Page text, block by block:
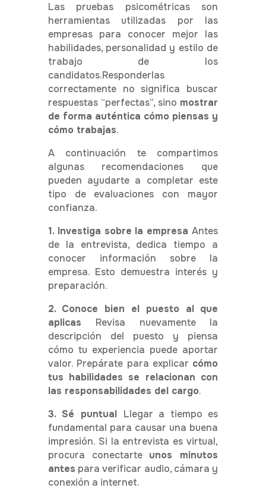
Las pruebas psicométricas son
herramientas utilizadas por las
empresas para conocer mejor las
habilidades, personalidad y estilo de
trabajo de los
candidatos.Responderlas
correctamente no significa buscar
respuestas “perfectas”, sino mostrar
de forma auténtica cómo piensas y
cómo trabajas.
A continuación te compartimos
algunas recomendaciones que
pueden ayudarte a completar este
tipo de evaluaciones con mayor
confianza.
1. Investiga sobre la empresaAntes
de la entrevista, dedica tiempo a
conocer información sobre la
empresa. Esto demuestra interés y
preparación.
2. Conoce bien el puesto al que
aplicas Revisa nuevamente la
descripción del puesto y piensa
cómo tu experiencia puede aportar
valor. Prepárate para explicar cómo
tus habilidades se relacionan con
las responsabilidades del cargo.
3. Sé puntual Llegar a tiempo es
fundamental para causar una buena
impresión. Si la entrevista es virtual,
procura conectarte unos minutos
antes para verificar audio, cámara y
conexión a internet.